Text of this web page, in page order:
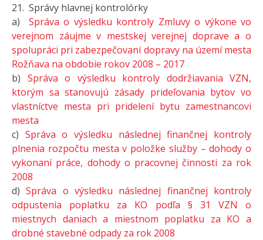
21. Správy hlavnej kontrolórky
a) Správa o výsledku kontroly Zmluvy o výkone vo
verejnom záujme v mestskej verejnej doprave a o
spolupráci pri zabezpečovaní dopravy na území mesta
Rožňava na obdobie rokov 2008 – 2017
b) Správa o výsledku kontroly dodržiavania VZN,
ktorým sa stanovujú zásady prideľovania bytov vo
vlastníctve mesta pri pridelení bytu zamestnancovi
mesta
c) Správa o výsledku následnej finančnej kontroly
plnenia rozpočtu mesta v položke služby – dohody o
vykonaní práce, dohody o pracovnej činnosti za rok
2008
d)Správa o výsledku následnej finančnej kontroly
odpustenia poplatku za KO podľa § 31 VZN o
miestnych daniach a miestnom poplatku za KO a
drobné stavebné odpady za rok 2008